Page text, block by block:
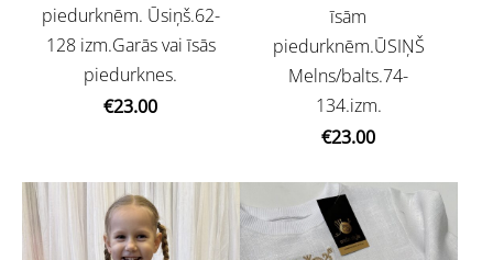
piedurknēm. Ūsiņš.62-
128 izm.Garās vai īsās
piedurknes.
€23.00
īsām
piedurknēm.ŪSIŅŠ
Melns/balts.74-
134.izm.
€23.00